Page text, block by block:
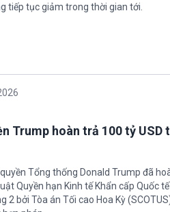
tiếp tục giảm trong thời gian tới.
Trump hoàn trả 100 tỷ
Tổng thống Donald Trump đã
Quyền hạn Kinh tế Khẩn cấp Quốc
2 bởi Tòa án Tối cao Hoa Kỳ